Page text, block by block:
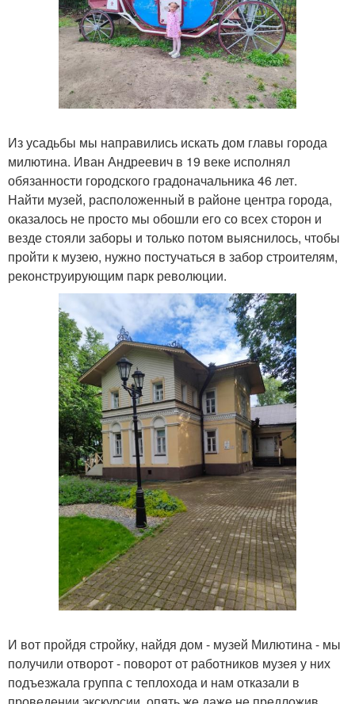
Из усадьбы мы направились искать дом главы города
милютина. Иван Андреевич в 19 веке исполнял
обязанности городского градоначальника 46 лет.
Найти музей, расположенный в районе центра города,
оказалось не просто мы обошли его со всех сторон и
везде стояли заборы и только потом выяснилось, чтобы
пройти к музею, нужно постучаться в забор строителям,
реконструирующим парк революции.
И вот пройдя стройку, найдя дом - музей Милютина - мы
получили отворот - поворот от работников музея у них
подъезжала группа с теплохода и нам отказали в